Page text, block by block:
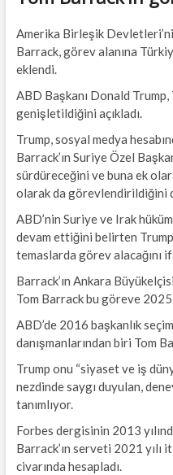
Amerika Birleşik
Barrack, görev alanına
eklendi.
ABD Başkanı Donald Trump,
genişletildiğini açıkladı.
Trump, sosyal medya
Barrack’ın Suriye Özel
sürdüreceğini ve buna ek
olarak da görevlendirildiğini
ABD’nin Suriye ve Irak
devam ettiğini belirten
temaslarda görev alacağını
Barrack’ın Ankara
Tom Barrack bu göreve
ABD’de 2016 başkanlık
danışmanlarından biri Tom
Trump onu “siyaset ve iş
nezdinde saygı duyulan,
tanımlıyor.
Forbes dergisinin 2013
Barrack’ın serveti 2021
civarında hesapladı.